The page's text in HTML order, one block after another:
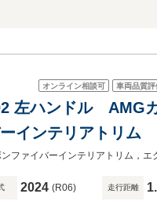
オンライン相談可 車両品質評
左ハンドル AMG
インテリアトリム
ベルトバック タイ
黒本革
2024 (R06) 走行距離